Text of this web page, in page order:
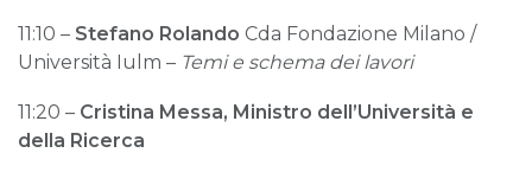
11:10 – Stefano Rolando Cda Fondazione Milano /
Università Iulm – Temi e schema dei lavori
11:20 – Cristina Messa, Ministro dell’Università e
della Ricerca